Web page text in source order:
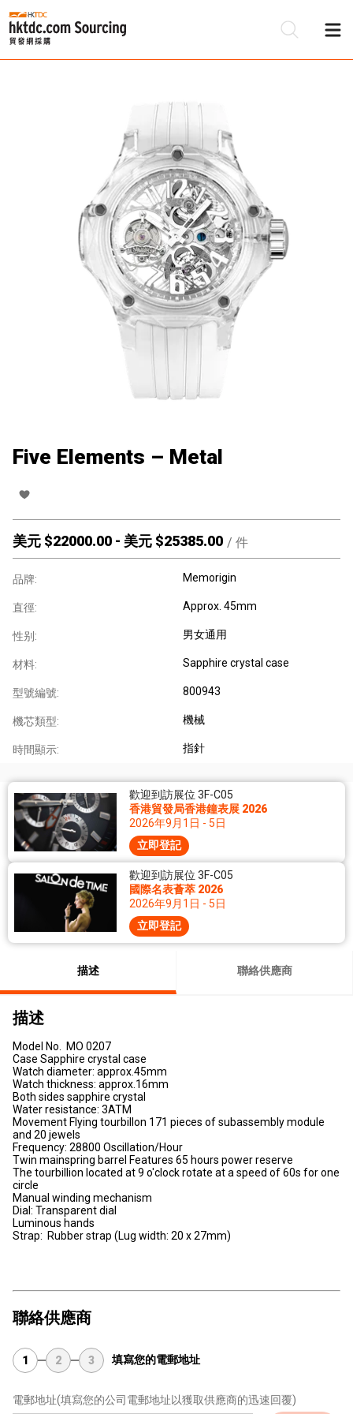
Five Elements – Metal
美元 $22000.00 - 美元 $25385.00 / 件
品牌: Memorigin
直徑: Approx. 45mm
性别: 男女通用
材料: Sapphire crystal case
型號編號: 800943
機芯類型: 機械
時間顯示: 指針
歡迎到訪展位 3F-C05
香港貿發局香港鐘表展 2026
2026年9月1日 - 5日
立即登記
歡迎到訪展位 3F-C05
國際名表薈萃 2026
2026年9月1日 - 5日
立即登記
描述 聯絡供應商
描述
Model No. MO 0207
Case Sapphire crystal case
Watch diameter: approx.45mm
Watch thickness: approx.16mm
Both sides sapphire crystal
Water resistance: 3ATM
Movement Flying tourbillon 171 pieces of subassembly module
and 20 jewels
Frequency: 28800 Oscillation/Hour
Twin mainspring barrel Features 65 hours power reserve
The tourbillion located at 9 o'clock rotate at a speed of 60s for one
circle
Manual winding mechanism
Dial: Transparent dial
Luminous hands
Strap: Rubber strap (Lug width: 20 x 27mm)
聯絡供應商
1 2 3 填寫您的電郵地址
電郵地址(填寫您的公司電郵地址以獲取供應商的迅速回覆)